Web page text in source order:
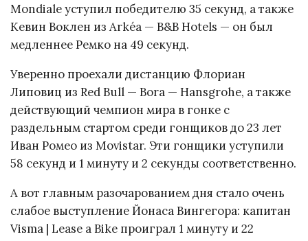
Mondiale уступил победителю 35 секунд, а также
Кевин Воклен из Arkéa — B&B Hotels — он был
медленнее Ремко на 49 секунд.
Уверенно проехали дистанцию Флориан
Липовиц из Red Bull — Bora — Hansgrohe, а также
действующий чемпион мира в гонке с
раздельным стартом среди гонщиков до 23 лет
Иван Ромео из Movistar. Эти гонщики уступили
58 секунд и 1 минуту и 2 секунды соответственно.
А вот главным разочарованием дня стало очень
слабое выступление Йонаса Вингегора: капитан
Visma | Lease a Bike проиграл 1 минуту и 22